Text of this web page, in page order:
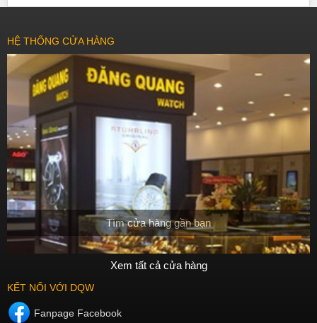
HỆ THỐNG CỬA HÀNG
Tìm cửa hàng gần bạn
Xem tất cả cửa hàng
KẾT NỐI VỚI DQW
Fanpage Facebook